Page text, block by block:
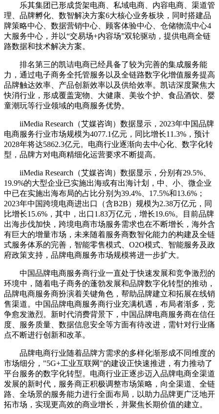
乐其集团已形成货架电商、私域电商、内容电商、渠道管
理、品牌孵化、数智解决方案6大核心业务板块，同时搭建品
牌策略中心、数据营销中心、顾客体验中心、仓储物流中心4
大服务中心，并以“交易场+内容场”双轮驱动，提供电商全链
路数据和技术解决方案。
排名第三的凯诘电商已经具备了较为完善的集成服务能
力，通过电子商务全托管服务以及全链路数字化增值服务提高
品牌触达效率、产品创新效率以及供给效率。凯诘深度聚焦大
快消行业，形成覆盖宠物、大健康、美妆个护、食品酒饮、婴
童潮玩等行业领域的电商服务优势。
iiMedia Research（艾媒咨询）数据显示，2023年中国品牌
电商服务行业市场规模为4077.1亿元，同比增长11.3%，预计
2028年将达5862.3亿元。电商行业逐渐向去中心化、数字化转
型，品牌方对电商精细化运营要求不断提高。
iiMedia Research（艾媒咨询）数据显示，分别有29.5%、
19.9%的大型企业已实施出海或有出海计划，中、小、微企业
中已在实施出海布局的占比分别为39.4%、17.5%和13.6%；
2023年中国跨境电商进出口（含B2B）规模为2.38万亿元，同
比增长15.6%，其中，出口1.83万亿元，增长19.6%。目前品牌
出海步伐加快，跨境电商市场服务需求也在不断增长，海外含
有巨大的增量市场，未来随着服务商数智化能力的构建及全链
式服务体系的完善，智能零售模式、O2O模式、智能服务及政
府政策支持，品牌电商服务市场规模将进一步扩大。
中国品牌电商服务商行业一直处于快速发展和竞争激烈的
环境中，随着电子商务的蓬勃发展和品牌数字化转型的推动，
品牌电商服务商扮演着关键角色，帮助品牌建立和拓展在线销
售渠道。中国品牌电商服务商行业充满机遇，布局者渐多，竞
争愈发激烈。新时代消费背景下，中国品牌电商服务商在信任
度、服务质量、数据信息安全等方面有待改进，需针对行业痛
点不断进行创新和改革。
品牌电商行业随着品牌方需求的多样化渐形成不同维度的
市场细分，"5G+工业互联网"的建设正快速推进，有力推动了
平台服务的数字化转型。电商行业正逐步迈入品牌电商全渠道
发展的新时代，服务商正积极调整市场策略，向全渠道、全链
路、全场景的服务能力进行全面布局，以助力品牌更广泛地开
拓市场，实现更高效的商业增长，并聚焦长期价值的建立。